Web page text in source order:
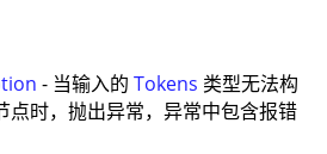
- 当输入的 Tokens 类型无法构
点时，抛出异常，异常中包含报错